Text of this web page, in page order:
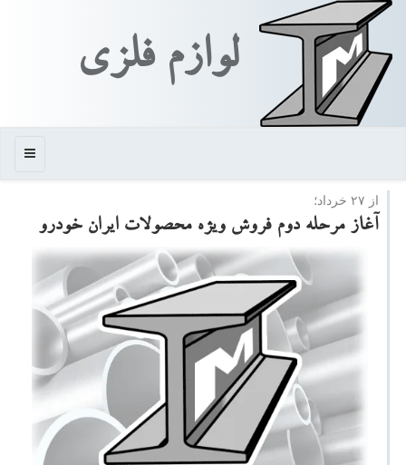
لوازم فلزی
منو
از ۲۷ خرداد؛​
آغاز مرحله دوم فروش ویژه محصولات ایران خودرو